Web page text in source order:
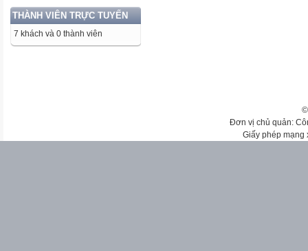
THÀNH VIÊN TRỰC TUYẾN
7 khách và 0 thành viên
Đơn vị chủ quản:
Giấy phép mạng